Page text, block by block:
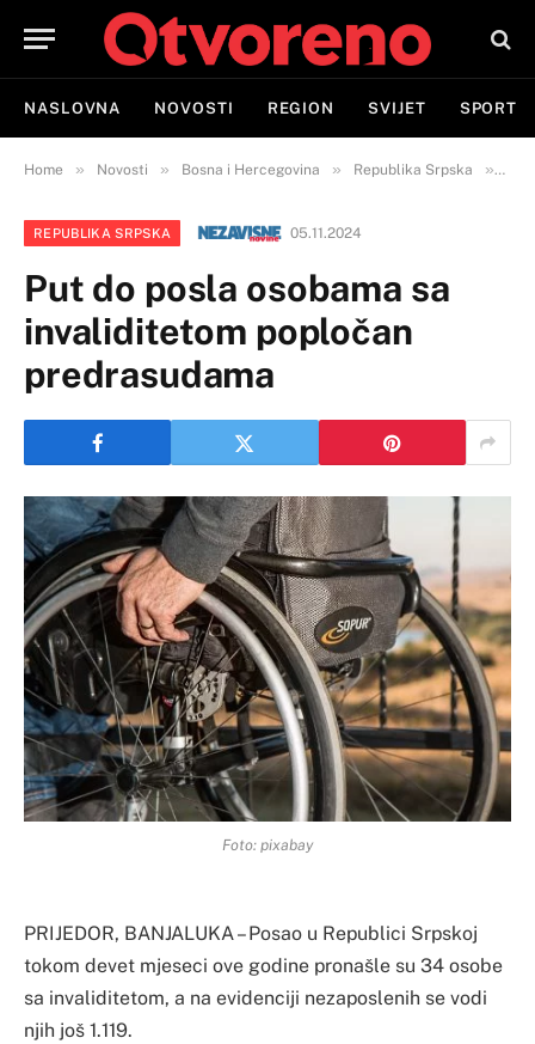
NASLOVNA NOVOSTI REGION SVIJET SPORT
Home » Novosti » Bosna i Hercegovina » Republika Srpska »
REPUBLIKA SRPSKA 05.11.2024
Put do posla osobama sa
invaliditetom popločan
predrasudama
Foto: pixabay
PRIJEDOR, BANJALUKA – Posao u Republici Srpskoj
tokom devet mjeseci ove godine pronašle su 34 osobe
sa invaliditetom, a na evidenciji nezaposlenih se vodi
njih još 1.119.